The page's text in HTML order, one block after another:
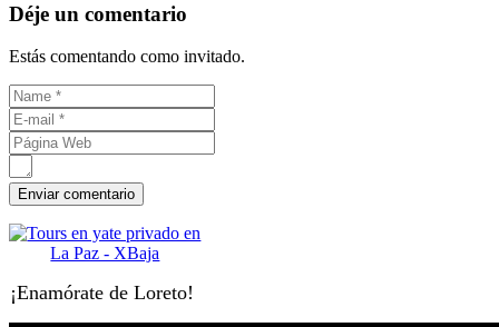
Déje un comentario
Estás comentando como invitado.
¡Enamórate de Loreto!